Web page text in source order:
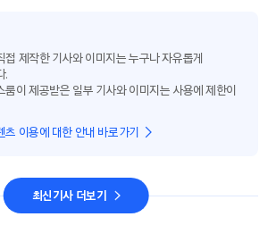
접 제작한 기사와 이미지는 누구나 자유롭게
.
이 제공받은 일부 기사와 이미지는 사용에 제한이
이용에 대한 안내 바로가기
최신기사 더보기